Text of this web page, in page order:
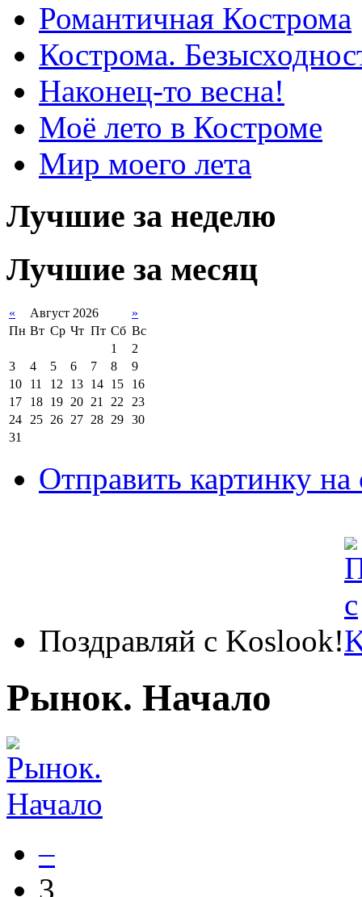
Романтичная Кострома
Кострома.
Наконец-то весна!
Моё лето в Костроме
Мир моего лета
Лучшие за неделю
Лучшие за месяц
« Август 2026
»
Пн Вт Ср Чт Пт Сб Вс
1
2
3
4 5 6 7 8
9
10
11 12 13 14 15
16
17
18 19 20 21 22
23
24
25 26 27 28 29 30
31
Отправить картинку на
Поздравляй с Koslook!
Рынок. Начало
–
3